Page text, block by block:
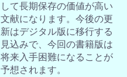
して長期保存の価値が高い
文献になります。今後の更
新はデジタル版に移行する
見込みで、今回の書籍版は
将来入手困難になることが
予想されます。